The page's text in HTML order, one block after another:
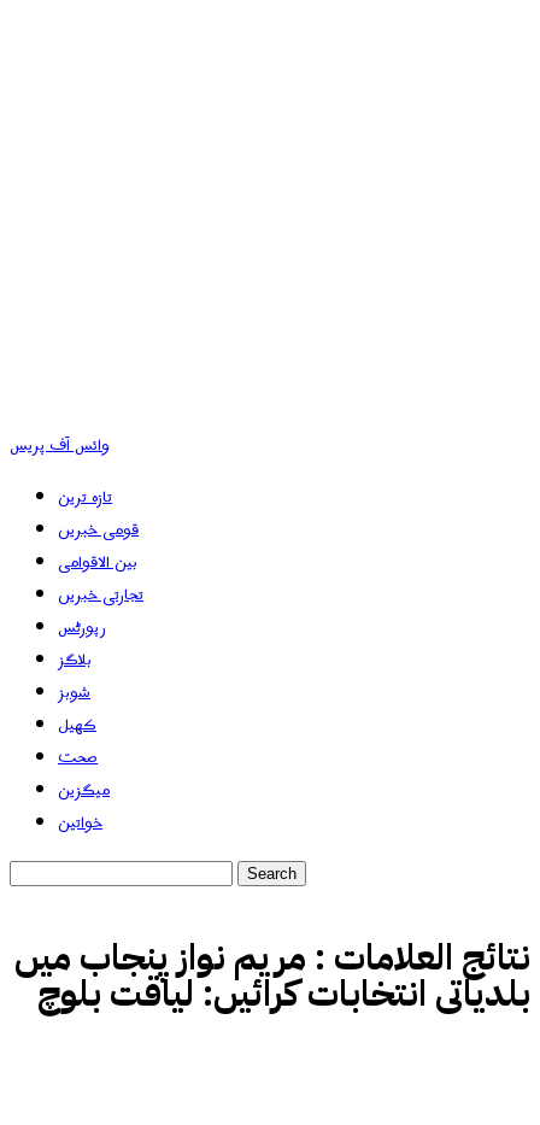
وائس آف پریس
تازہ ترین
قومی خبریں
بین الاقوامی
تجارتی خبریں
رپورٹس
بلاگز
شوبز
کھیل
صحت
میگزین
خواتین
نتائج العلامات : مریم نواز پنجاب میں
بلدیاتی انتخابات کرائیں: لیاقت بلوچ